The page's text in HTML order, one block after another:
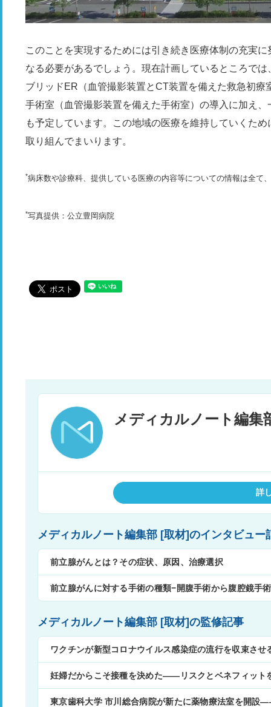
このことを実現するためには引き続き医療体制の充実
なる必要があるでしょう。現在計画しているところで
ブリッドER（血管撮影装置とCT装置を備えた救急初療
手術室（血管撮影装置を備えた手術室）の導入に加え
も予定しています。この地域の医療を維持していくた
取り組んでまいります。
*病床数や診療科、提供している医療の内容等についての情報は全て
*写真提供：公立豊岡病院
詳
メディカルノート編集部 [取材]のインタビ
前立腺がんとは？その症状、原因、治療選択
前立腺がんに対する手術の種類−開腹手術から腹腔鏡手
メディカルノート編集部 [取材]の監修記事
ワクチンが新型コロナウイルス感染症の流行を収束させ
妊婦だからこそ接種を決めた——リスクとベネフィット
東京歯科大学 市川総合病院が新たに薬物療法室を開設